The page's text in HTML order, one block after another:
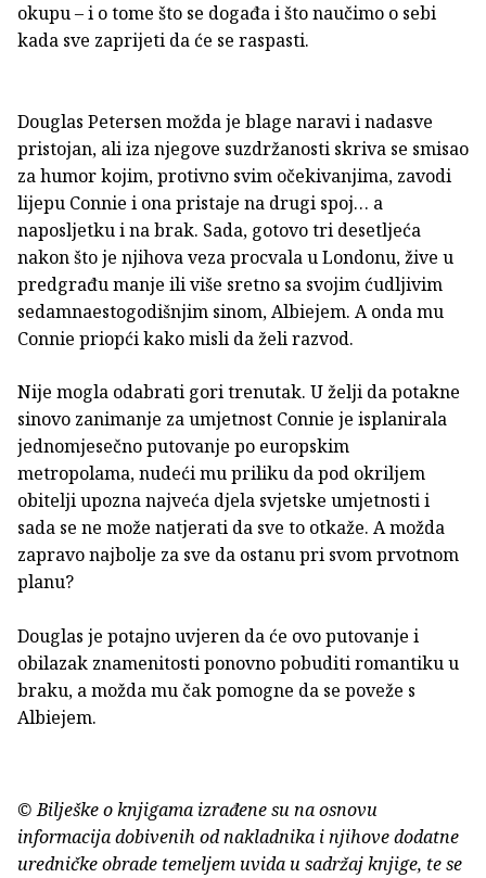
okupu – i o tome što se događa i što naučimo o sebi
kada sve zaprijeti da će se raspasti.
Douglas Petersen možda je blage naravi i nadasve
pristojan, ali iza njegove suzdržanosti skriva se smisao
za humor kojim, protivno svim očekivanjima, zavodi
lijepu Connie i ona pristaje na drugi spoj… a
naposljetku i na brak. Sada, gotovo tri desetljeća
nakon što je njihova veza procvala u Londonu, žive u
predgrađu manje ili više sretno sa svojim ćudljivim
sedamnaestogodišnjim sinom, Albiejem. A onda mu
Connie priopći kako misli da želi razvod.
Nije mogla odabrati gori trenutak. U želji da potakne
sinovo zanimanje za umjetnost Connie je isplanirala
jednomjesečno putovanje po europskim
metropolama, nudeći mu priliku da pod okriljem
obitelji upozna najveća djela svjetske umjetnosti i
sada se ne može natjerati da sve to otkaže. A možda
zapravo najbolje za sve da ostanu pri svom prvotnom
planu?
Douglas je potajno uvjeren da će ovo putovanje i
obilazak znamenitosti ponovno pobuditi romantiku u
braku, a možda mu čak pomogne da se poveže s
Albiejem.
© Bilješke o knjigama izrađene su na osnovu
informacija dobivenih od nakladnika i njihove dodatne
uredničke obrade temeljem uvida u sadržaj knjige, te se